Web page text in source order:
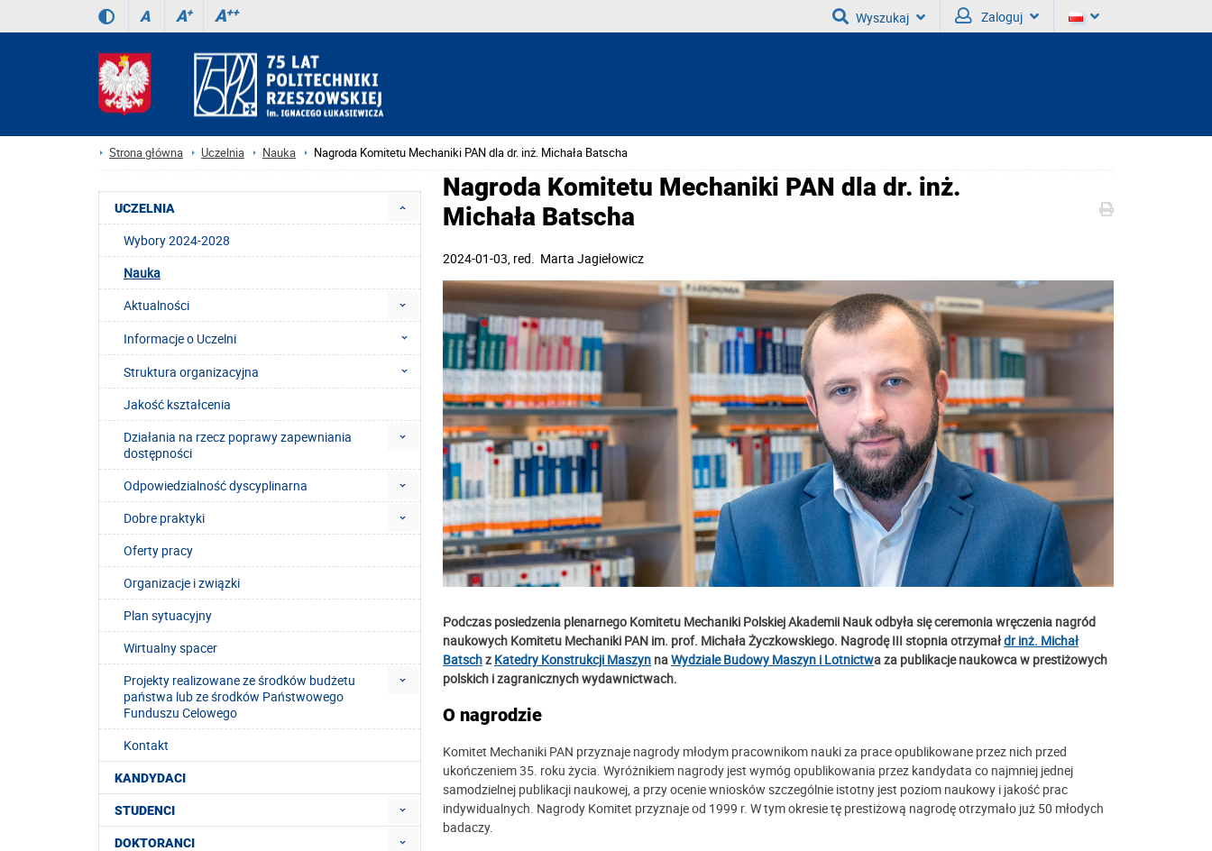
A A+ A++ Wyszukaj Zaloguj
Strona główna Uczelnia Nauka Nagroda Komitetu Mechaniki PAN dla dr. inż. Michała Batscha
Nagroda Komitetu Mechaniki PAN dla dr. inż.
Michała Batscha
2024-01-03, red. Marta Jagiełowicz
Podczas posiedzenia plenarnego Komitetu Mechaniki Polskiej Akademii Nauk odbyła się ceremonia wręczenia nagród
naukowych Komitetu Mechaniki PAN im. prof. Michała Życzkowskiego. Nagrodę III stopnia otrzymałdr inż. Michał
Batschz Katedry Konstrukcji Maszyn naWydziale Budowy Maszyn i Lotnictwa za publikacje naukowca w prestiżowych
polskich i zagranicznych wydawnictwach.
O nagrodzie
Komitet Mechaniki PAN przyznaje nagrody młodym pracownikom nauki za prace opublikowane przez nich przed
ukończeniem 35. roku życia. Wyróżnikiem nagrody jest wymóg opublikowania przez kandydata co najmniej jednej
samodzielnej publikacji naukowej, a przy ocenie wniosków szczególnie istotny jest poziom naukowy i jakość prac
indywidualnych. Nagrody Komitet przyznaje od 1999 r. W tym okresie tę prestiżową nagrodę otrzymało już 50 młodych
badaczy.
UCZELNIA
Wybory 2024-2028
Nauka
Aktualności
Informacje o Uczelni
Struktura organizacyjna
Jakość kształcenia
Działania na rzecz poprawy zapewniania
dostępności
Odpowiedzialność dyscyplinarna
Dobre praktyki
Oferty pracy
Organizacje i związki
Plan sytuacyjny
Wirtualny spacer
Projekty realizowane ze środków budżetu
państwa lub ze środków Państwowego
Funduszu Celowego
Kontakt
KANDYDACI
STUDENCI
DOKTORANCI